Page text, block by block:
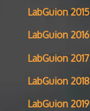
LabGuion 2015
LabGuion 2016
LabGuion 2017
LabGuion 2018
LabGuion 2019